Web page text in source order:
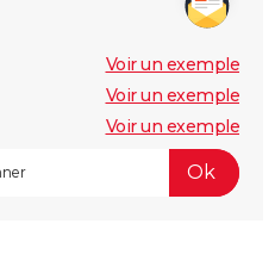
Voir un exemple
Voir un exemple
Voir un exemple